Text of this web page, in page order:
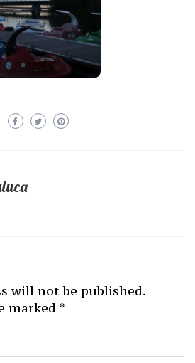
will not be published.
marked *